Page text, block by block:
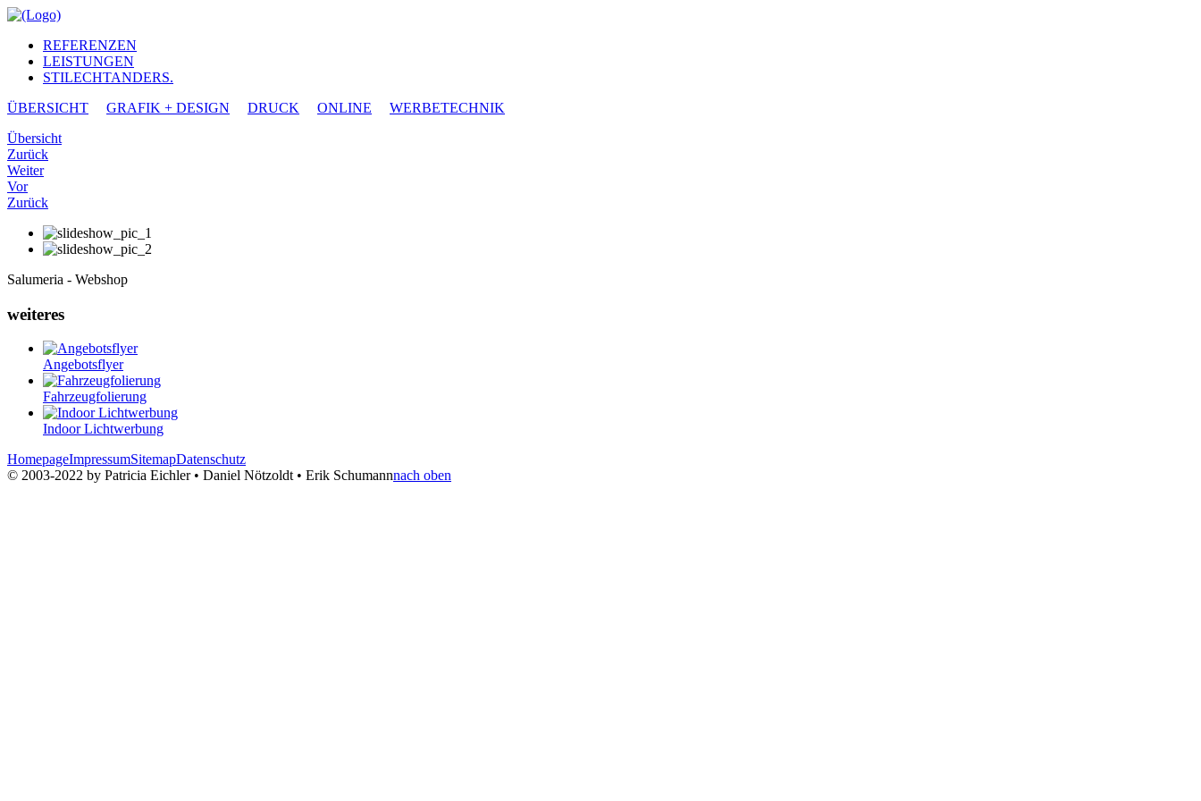
REFERENZEN
LEISTUNGEN
STILECHTANDERS.
ÜBERSICHT
GRAFIK + DESIGN DRUCK ONLINE
WERBETECHNIK
Übersicht
Zurück
Weiter
Vor
Zurück
Salumeria - Webshop
weiteres
Angebotsflyer
Fahrzeugfolierung
Indoor Lichtwerbung
HomepageImpressumSitemapDatenschutz
© 2003-2022 by Patricia Eichler • Daniel Nötzoldt • Erik Schumannnach oben